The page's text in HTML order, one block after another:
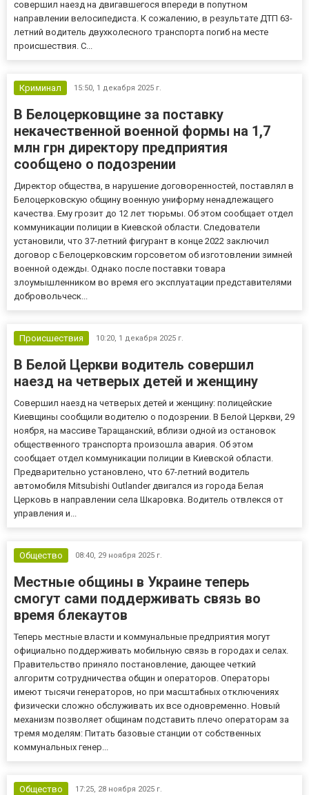
какую погоду
она
удобна и
совершил наезд на двигавшегося впереди в попутном
направлении велосипедиста. К сожалению, в результате ДТП 63-
летний водитель двухколесного транспорта погиб на месте
происшествия. С...
Криминал 15:50, 1 декабря 2025 г.
В Белоцерковщине за поставку
некачественной военной формы на 1,7
млн ​​грн директору предприятия
сообщено о подозрении
Директор общества, в нарушение договоренностей, поставлял в
Белоцерковскую общину военную униформу ненадлежащего
качества. Ему грозит до 12 лет тюрьмы. Об этом сообщает отдел
коммуникации полиции в Киевской области. Следователи
установили, что 37-летний фигурант в конце 2022 заключил
договор с Белоцерковским горсоветом об изготовлении зимней
военной одежды. Однако после поставки товара
злоумышленником во время его эксплуатации представителями
добровольческ...
Происшествия 10:20, 1 декабря 2025 г.
В Белой Церкви водитель совершил
наезд на четверых детей и женщину
Совершил наезд на четверых детей и женщину: полицейские
Киевщины сообщили водителю о подозрении. В Белой Церкви, 29
ноября, на массиве Таращанский, вблизи одной из остановок
общественного транспорта произошла авария. Об этом
сообщает отдел коммуникации полиции в Киевской области.
Предварительно установлено, что 67-летний водитель
автомобиля Mitsubishi Outlander двигался из города Белая
Церковь в направлении села Шкаровка. Водитель отвлекся от
управления и...
Общество 08:40, 29 ноября 2025 г.
Местные общины в Украине теперь
смогут сами поддерживать связь во
время блекаутов
Теперь местные власти и коммунальные предприятия могут
официально поддерживать мобильную связь в городах и селах.
Правительство приняло постановление, дающее четкий
алгоритм сотрудничества общин и операторов. Операторы
имеют тысячи генераторов, но при масштабных отключениях
физически сложно обслуживать их все одновременно. Новый
механизм позволяет общинам подставить плечо операторам за
тремя моделям: Питать базовые станции от собственных
коммунальных генер...
Общество 17:25, 28 ноября 2025 г.